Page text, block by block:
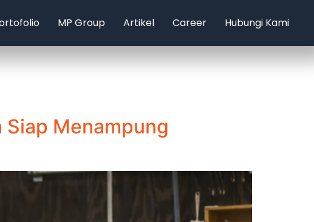
MP Group Artikel Career Hubungi Kami
Siap Menampung